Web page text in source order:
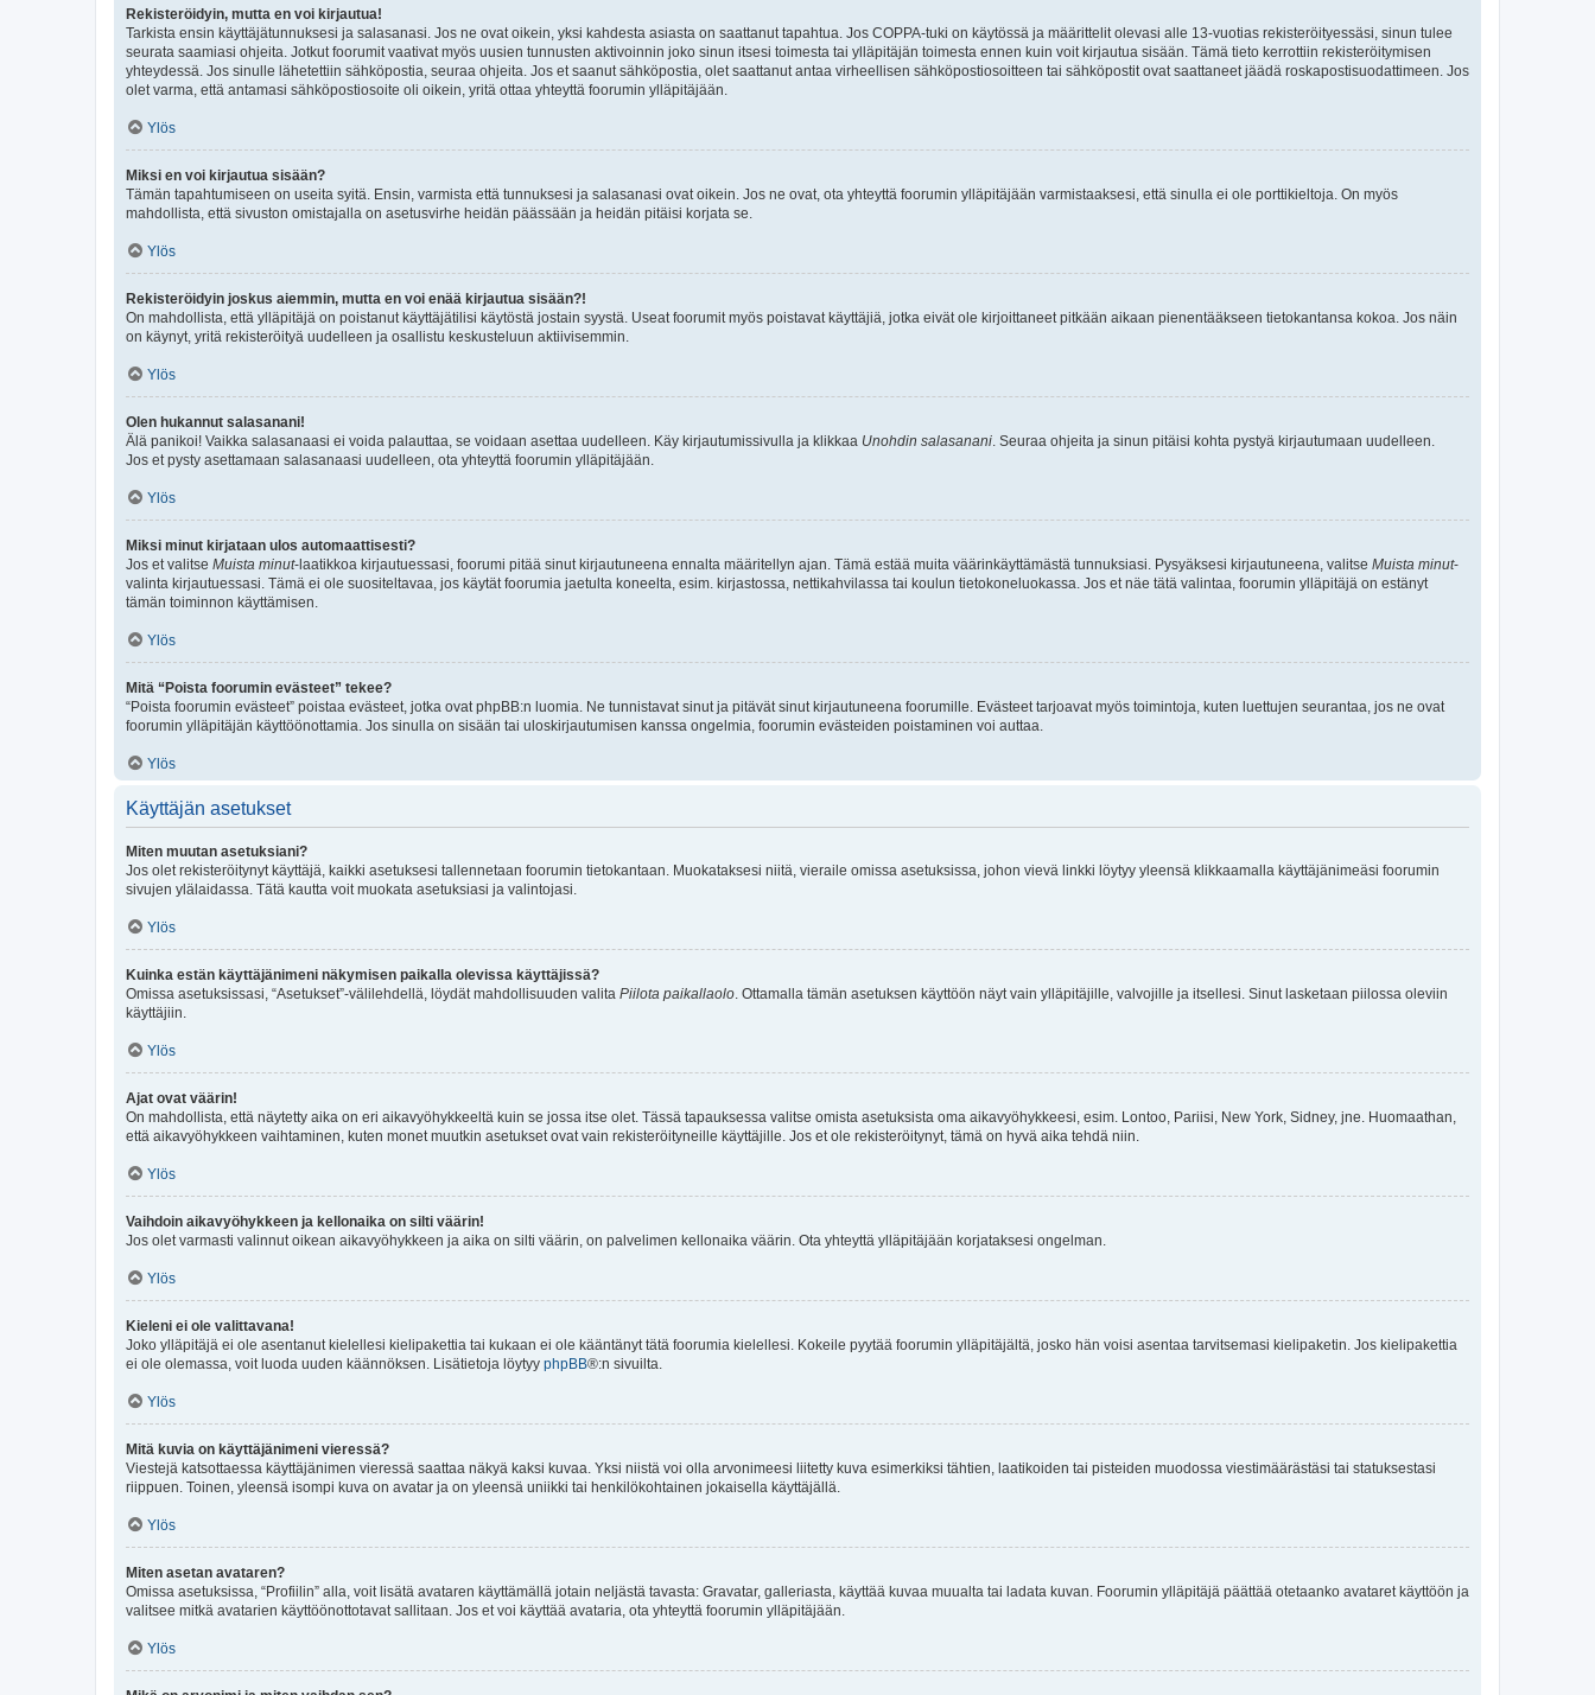
Rekisteröidyin, mutta en voi kirjautua!
Tarkista ensin käyttäjätunnuksesi ja salasanasi. Jos ne ovat oikein, yksi kahdesta asiasta on saattanut tapahtua. Jos COPPA-tuki on käytössä ja määrittelit olevasi alle 13-vuotias rekisteröityessäsi, sinun tulee
seurata saamiasi ohjeita. Jotkut foorumit vaativat myös uusien tunnusten aktivoinnin joko sinun itsesi toimesta tai ylläpitäjän toimesta ennen kuin voit kirjautua sisään. Tämä tieto kerrottiin rekisteröitymisen
yhteydessä. Jos sinulle lähetettiin sähköpostia, seuraa ohjeita. Jos et saanut sähköpostia, olet saattanut antaa virheellisen sähköpostiosoitteen tai sähköpostit ovat saattaneet jäädä roskapostisuodattimeen. Jos
olet varma, että antamasi sähköpostiosoite oli oikein, yritä ottaa yhteyttä foorumin ylläpitäjään.
Ylös
Miksi en voi kirjautua sisään?
Tämän tapahtumiseen on useita syitä. Ensin, varmista että tunnuksesi ja salasanasi ovat oikein. Jos ne ovat, ota yhteyttä foorumin ylläpitäjään varmistaaksesi, että sinulla ei ole porttikieltoja. On myös
mahdollista, että sivuston omistajalla on asetusvirhe heidän päässään ja heidän pitäisi korjata se.
Ylös
Rekisteröidyin joskus aiemmin, mutta en voi enää kirjautua sisään?!
On mahdollista, että ylläpitäjä on poistanut käyttäjätilisi käytöstä jostain syystä. Useat foorumit myös poistavat käyttäjiä, jotka eivät ole kirjoittaneet pitkään aikaan pienentääkseen tietokantansa kokoa. Jos näin
on käynyt, yritä rekisteröityä uudelleen ja osallistu keskusteluun aktiivisemmin.
Ylös
Olen hukannut salasanani!
Älä panikoi! Vaikka salasanaasi ei voida palauttaa, se voidaan asettaa uudelleen. Käy kirjautumissivulla ja klikkaa Unohdin salasanani. Seuraa ohjeita ja sinun pitäisi kohta pystyä kirjautumaan uudelleen.
Jos et pysty asettamaan salasanaasi uudelleen, ota yhteyttä foorumin ylläpitäjään.
Ylös
Miksi minut kirjataan ulos automaattisesti?
Jos et valitse Muista minut-laatikkoa kirjautuessasi, foorumi pitää sinut kirjautuneena ennalta määritellyn ajan. Tämä estää muita väärinkäyttämästä tunnuksiasi. Pysyäksesi kirjautuneena, valitse Muista minut-
valinta kirjautuessasi. Tämä ei ole suositeltavaa, jos käytät foorumia jaetulta koneelta, esim. kirjastossa, nettikahvilassa tai koulun tietokoneluokassa. Jos et näe tätä valintaa, foorumin ylläpitäjä on estänyt
tämän toiminnon käyttämisen.
Ylös
Mitä “Poista foorumin evästeet” tekee?
“Poista foorumin evästeet” poistaa evästeet, jotka ovat phpBB:n luomia. Ne tunnistavat sinut ja pitävät sinut kirjautuneena foorumille. Evästeet tarjoavat myös toimintoja, kuten luettujen seurantaa, jos ne ovat
foorumin ylläpitäjän käyttöönottamia. Jos sinulla on sisään tai uloskirjautumisen kanssa ongelmia, foorumin evästeiden poistaminen voi auttaa.
Ylös
Käyttäjän asetukset
Miten muutan asetuksiani?
Jos olet rekisteröitynyt käyttäjä, kaikki asetuksesi tallennetaan foorumin tietokantaan. Muokataksesi niitä, vieraile omissa asetuksissa, johon vievä linkki löytyy yleensä klikkaamalla käyttäjänimeäsi foorumin
sivujen ylälaidassa. Tätä kautta voit muokata asetuksiasi ja valintojasi.
Ylös
Kuinka estän käyttäjänimeni näkymisen paikalla olevissa käyttäjissä?
Omissa asetuksissasi, “Asetukset”-välilehdellä, löydät mahdollisuuden valita Piilota paikallaolo. Ottamalla tämän asetuksen käyttöön näyt vain ylläpitäjille, valvojille ja itsellesi. Sinut lasketaan piilossa oleviin
käyttäjiin.
Ylös
Ajat ovat väärin!
On mahdollista, että näytetty aika on eri aikavyöhykkeeltä kuin se jossa itse olet. Tässä tapauksessa valitse omista asetuksista oma aikavyöhykkeesi, esim. Lontoo, Pariisi, New York, Sidney, jne. Huomaathan,
että aikavyöhykkeen vaihtaminen, kuten monet muutkin asetukset ovat vain rekisteröityneille käyttäjille. Jos et ole rekisteröitynyt, tämä on hyvä aika tehdä niin.
Ylös
Vaihdoin aikavyöhykkeen ja kellonaika on silti väärin!
Jos olet varmasti valinnut oikean aikavyöhykkeen ja aika on silti väärin, on palvelimen kellonaika väärin. Ota yhteyttä ylläpitäjään korjataksesi ongelman.
Ylös
Kieleni ei ole valittavana!
Joko ylläpitäjä ei ole asentanut kielellesi kielipakettia tai kukaan ei ole kääntänyt tätä foorumia kielellesi. Kokeile pyytää foorumin ylläpitäjältä, josko hän voisi asentaa tarvitsemasi kielipaketin. Jos kielipakettia
ei ole olemassa, voit luoda uuden käännöksen. Lisätietoja löytyy phpBB®:n sivuilta.
Ylös
Mitä kuvia on käyttäjänimeni vieressä?
Viestejä katsottaessa käyttäjänimen vieressä saattaa näkyä kaksi kuvaa. Yksi niistä voi olla arvonimeesi liitetty kuva esimerkiksi tähtien, laatikoiden tai pisteiden muodossa viestimäärästäsi tai statuksestasi
riippuen. Toinen, yleensä isompi kuva on avatar ja on yleensä uniikki tai henkilökohtainen jokaisella käyttäjällä.
Ylös
Miten asetan avataren?
Omissa asetuksissa, “Profiilin” alla, voit lisätä avataren käyttämällä jotain neljästä tavasta: Gravatar, galleriasta, käyttää kuvaa muualta tai ladata kuvan. Foorumin ylläpitäjä päättää otetaanko avataret käyttöön ja
valitsee mitkä avatarien käyttöönottotavat sallitaan. Jos et voi käyttää avataria, ota yhteyttä foorumin ylläpitäjään.
Ylös